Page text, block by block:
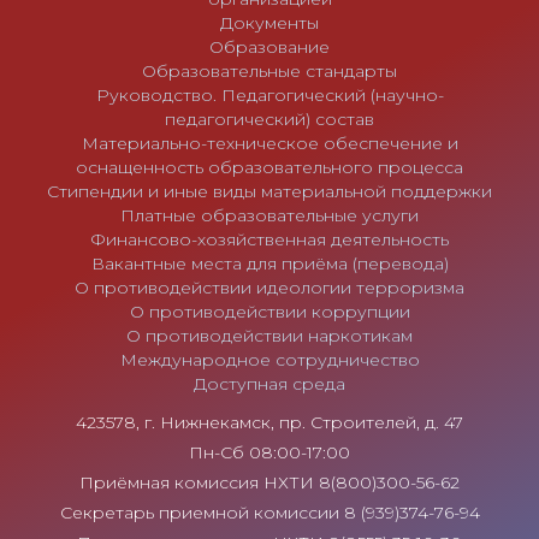
Документы
Образование
Образовательные стандарты
Руководство. Педагогический (научно-
педагогический) состав
Материально-техническое обеспечение и
оснащенность образовательного процесса
Стипендии и иные виды материальной поддержки
Платные образовательные услуги
Финансово-хозяйственная деятельность
Вакантные места для приёма (перевода)
О противодействии идеологии терроризма
О противодействии коррупции
О противодействии наркотикам
Международное сотрудничество
Доступная среда
423578, г. Нижнекамск, пр. Строителей, д. 47
Пн-Сб 08:00-17:00
Приёмная комиссия НХТИ 8(800)300-56-62
Секретарь приемной комиссии 8 (939)374-76-94